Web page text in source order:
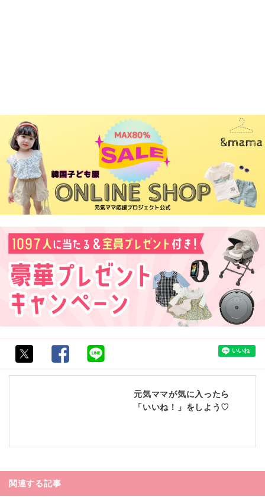
元気ママが気に入ったら
「いいね！」をしよう♡
関連する記事